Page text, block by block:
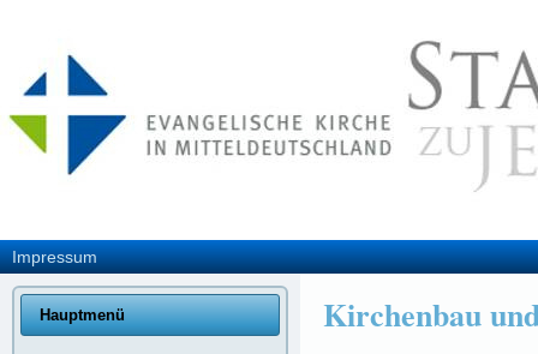
Impressum
Hauptmenü Kirchenbau